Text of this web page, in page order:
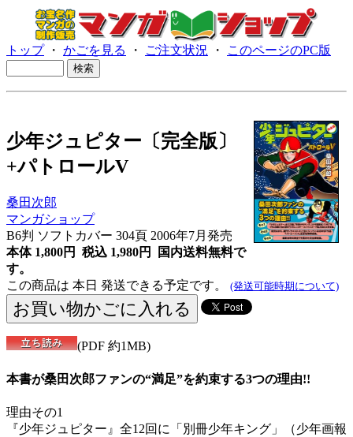
トップ・ かごを見る ・ ご注文状況 ・ このページのPC版
少年ジュピター〔完全版〕
+パトロールV
桑田次郎
マンガショップ
B6判 ソフトカバー 304頁 2006年7月発売
本体 1,800円 税込 1,980円
国内送料無料で
す。
この商品は 本日 発送できる予定です。 (発送可能時期について)
(PDF 約1MB)
本書が桑田次郎ファンの“満足”を約束する3つの理由!!
理由その1
『少年ジュピター』全12回に「別冊少年キング」（少年画報